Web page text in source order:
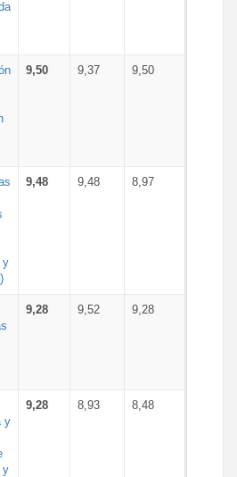
9,50 9,37 9,50
y
9,48 9,48 8,97
9,28 9,52 9,28
y
y
9,28 8,93 8,48